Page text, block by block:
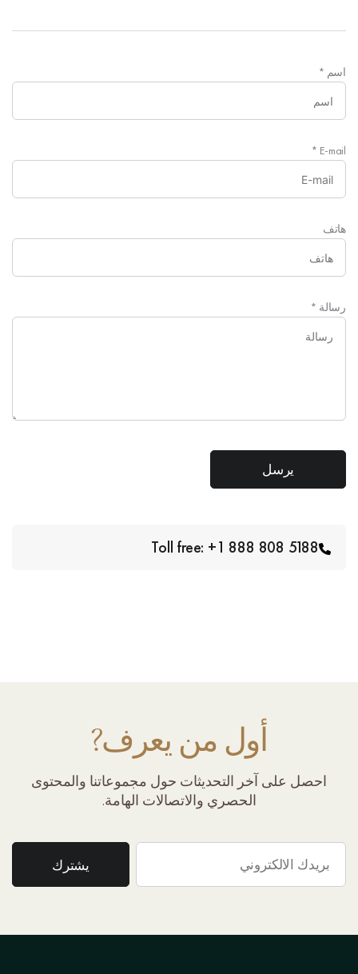
اسم *
E-mail
*
هاتف
رسالة *
Toll free: +1 888 808 5188
أول من يعرف?
احصل على آخر التحديثات حول مجموعاتنا والمحتوى
الحصري والاتصالات الهامة.